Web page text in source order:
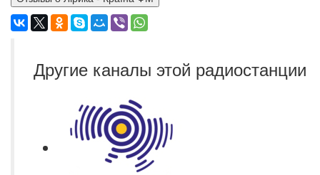
Другие каналы этой радиостанции